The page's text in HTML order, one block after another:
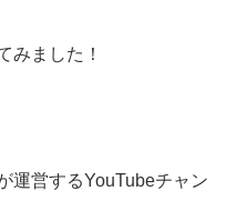
みました！
運営するYouTubeチャン